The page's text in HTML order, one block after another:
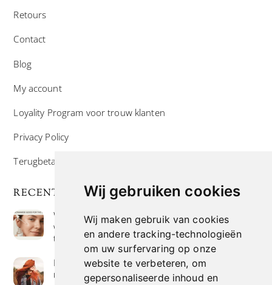
Wij gebruiken cookies
Wij maken gebruik van cookies
en andere tracking-technologieën
om uw surfervaring op onze
website te verbeteren, om
gepersonaliseerde inhoud en
Retours
Contact
Blog
My account
Loyality Program voor trouw klanten
Privacy Policy
Terugbetaal- en retourneringsbeleid
RECENTE POSTS
Wat is niacinamide? Voordelen, toepassingen en
waarom het overal in huidverzorgingsproducten
te vinden is
Hoe verf je haar op de meest natuurlijke manier
met henna kleuring